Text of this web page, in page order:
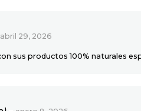
abril 29, 2026
sus productos 100% naturales